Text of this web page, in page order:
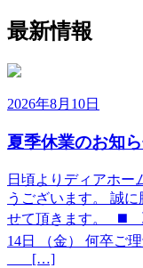
最新情報
2026年8月10日
夏季休業のお知
日頃よりディアホー
うございます。 誠
せて頂きます。 ◼️
14日 （金） 何卒ご
___ […]